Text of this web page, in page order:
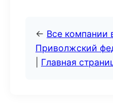
← Все компании
Приволжский
Главная